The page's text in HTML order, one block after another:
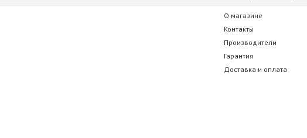
О магазине
Контакты
Производители
Гарантия
Доставка и оплата